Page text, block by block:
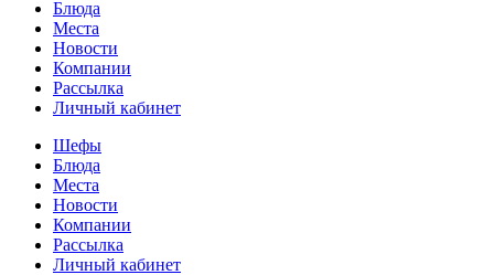
Блюда
Места
Новости
Компании
Рассылка
Личный кабинет
Шефы
Блюда
Места
Новости
Компании
Рассылка
Личный кабинет